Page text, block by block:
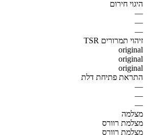
היגוי חירום
—
—
—
זיהוי תמרורים TSR
original
original
original
התראת פתיחת דלת
—
—
—
מצלמה
מצלמת רוורס
מצלמת רוורס